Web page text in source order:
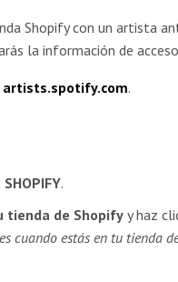
Shopify con un artista
la información de
artists.spotify.com.
.
tienda de Shopify y haz
cuando estás en tu tienda